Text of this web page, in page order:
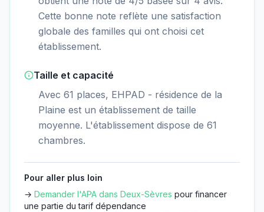
Cette bonne note reflète une satisfaction
globale des familles qui ont choisi cet
établissement.
Taille et capacité
Avec 61 places, EHPAD - résidence de la
Plaine est un établissement de taille
moyenne. L'établissement dispose de 61
chambres.
Pour aller plus loin
→ Demander l'APA dans Deux-Sèvres pour financer
une partie du tarif dépendance